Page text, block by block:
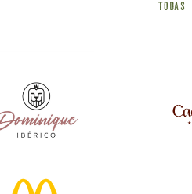
TODAS
VEJA MAIS